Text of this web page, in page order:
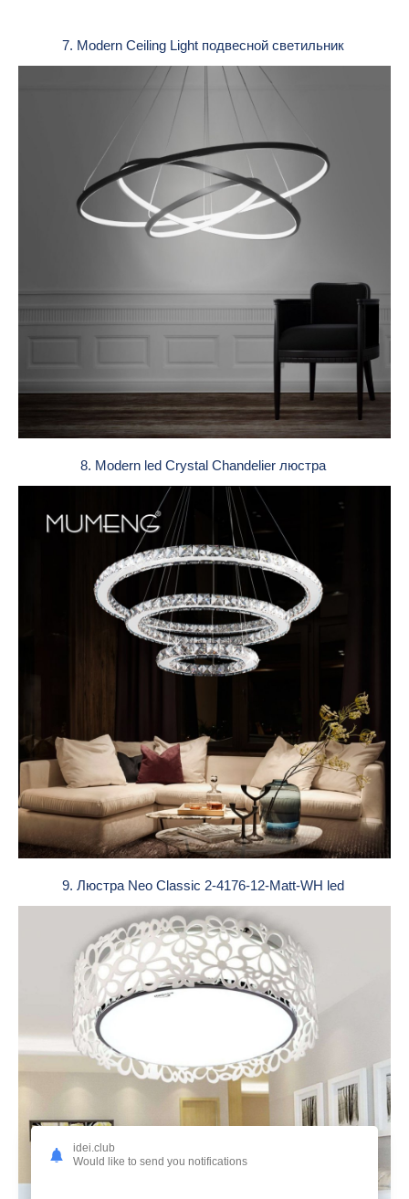
7. Modern Ceiling Light подвесной светильник
8. Modern led Crystal Chandelier люстра
9. Люстра Neo Classic 2-4176-12-Matt-WH led
idei.club
Would like to send you notifications